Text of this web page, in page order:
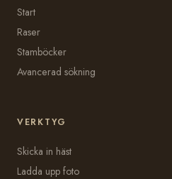
Start
Raser
Stamböcker
Avancerad sökning
VERKTYG
Skicka in häst
Ladda upp foto